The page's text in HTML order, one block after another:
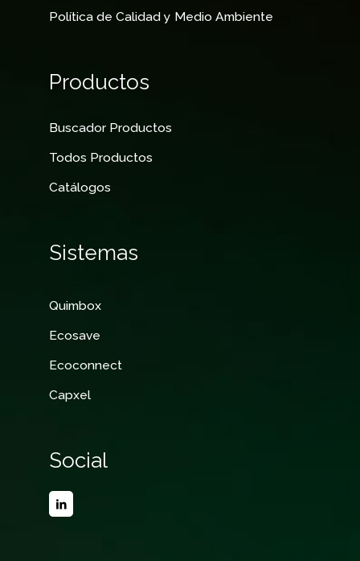
Política de Calidad y Medio Ambiente
Productos
Buscador Productos
Todos Productos
Catálogos
Sistemas
Quimbox
Ecosave
Ecoconnect
Capxel
Social